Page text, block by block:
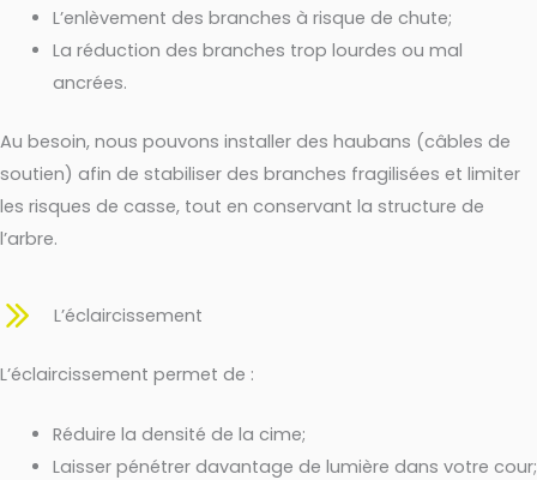
L’enlèvement des branches à risque de chute;
La réduction des branches trop lourdes ou mal
ancrées.
Au besoin, nous pouvons installer des haubans (câbles de
soutien) afin de stabiliser des branches fragilisées et limiter
les risques de casse, tout en conservant la structure de
l’arbre.
L’éclaircissement
L’éclaircissement permet de :
Réduire la densité de la cime;
Laisser pénétrer davantage de lumière dans votre cour;